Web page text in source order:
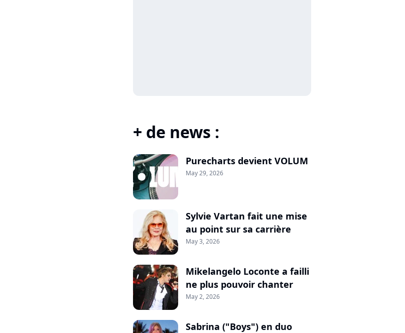
+ de news :
Purecharts devient VOLUM
May 29, 2026
Sylvie Vartan fait une mise
au point sur sa carrière
May 3, 2026
Mikelangelo Loconte a failli
ne plus pouvoir chanter
May 2, 2026
Sabrina ("Boys") en duo